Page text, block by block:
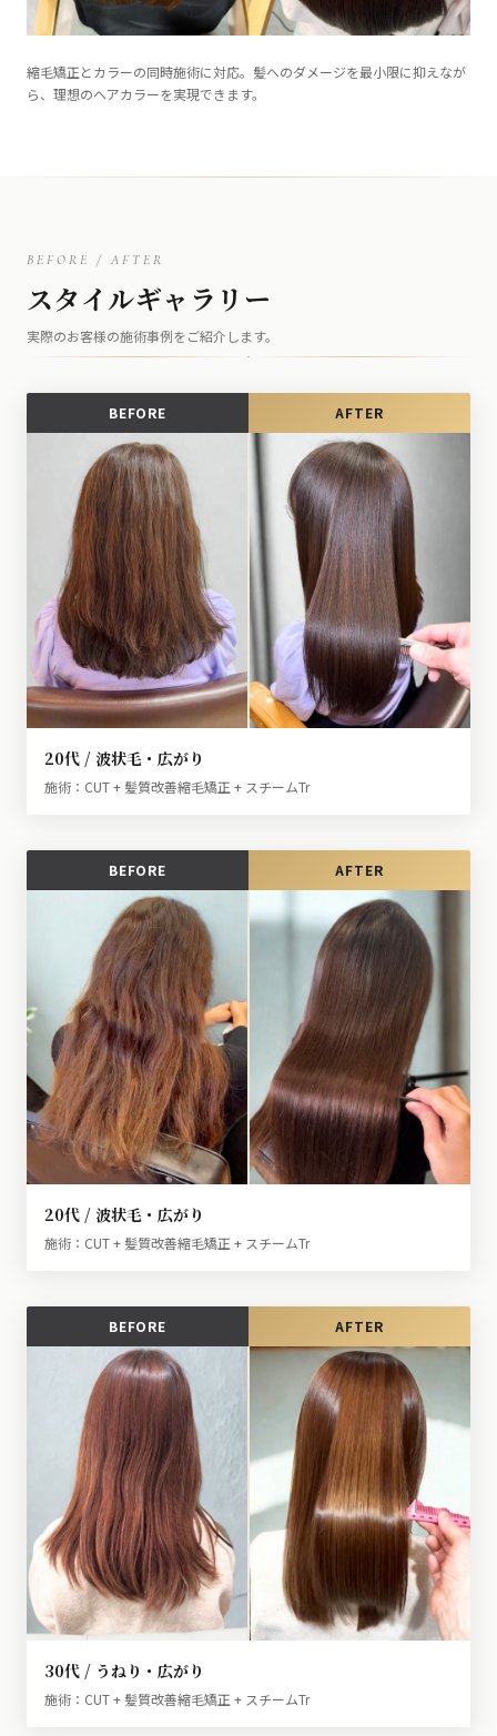
縮毛矯正とカラーの同時施術に対応。髪へのダメージを最小限に抑えなが
ら、理想のヘアカラーを実現できます。
BEFORE / AFTER
スタイルギャラリー
実際のお客様の施術事例をご紹介します。
BEFORE AFTER
20代 / 波状毛・広がり
施術：CUT + 髪質改善縮毛矯正 + スチームTr
BEFORE AFTER
20代 / 波状毛・広がり
施術：CUT + 髪質改善縮毛矯正 + スチームTr
BEFORE AFTER
30代 / うねり・広がり
施術：CUT + 髪質改善縮毛矯正 + スチームTr